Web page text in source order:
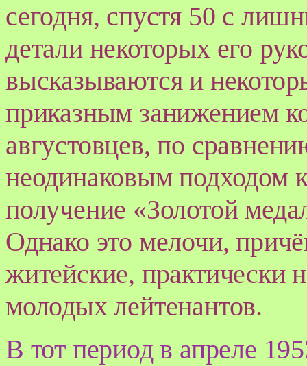
сегодня, спустя 50 с
детали некоторых его
высказываются и
приказным занижением
августовцев, по
неодинаковым подходом
получение «Золотой
Однако это мелочи,
житейские, практически
молодых лейтенантов.
В тот период в апреле